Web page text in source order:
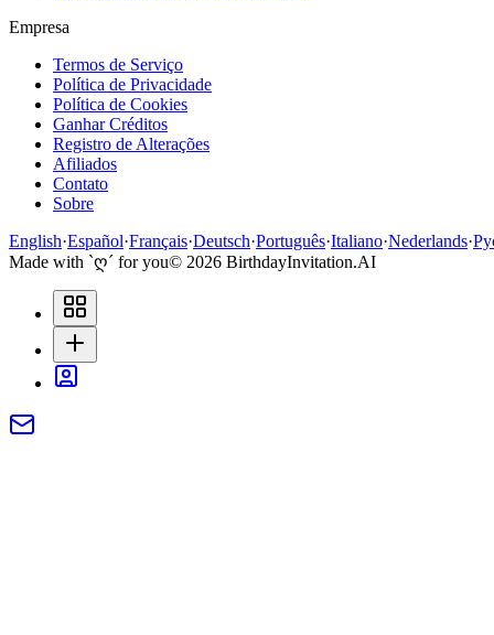
Empresa
Termos de Serviço
Política de Privacidade
Política de Cookies
Ganhar Créditos
Registro de Alterações
Afiliados
Contato
Sobre
English·Español·Français·Deutsch·Português·Italiano·Nederlands·
Made with `ღ´ for you© 2026 BirthdayInvitation.AI